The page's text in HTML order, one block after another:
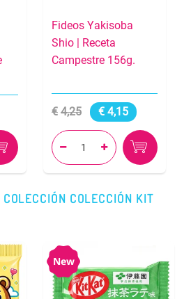
Fideos Yakisoba
Shio | Receta
Campestre 156g.
4,25 4,15
 
COLECCIÓN KIT
New